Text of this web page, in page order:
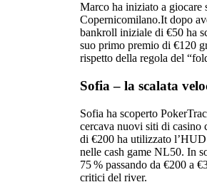
Marco ha iniziato a giocare
Copernicomilano.It dopo
bankroll iniziale di €50 ha
suo primo premio di €120
rispetto della regola del
Sofia – la scalata
Sofia ha scoperto
cercava nuovi siti di casino
di €200 ha utilizzato
nelle cash game NL50. In
75 % passando da €200 a
critici del river.